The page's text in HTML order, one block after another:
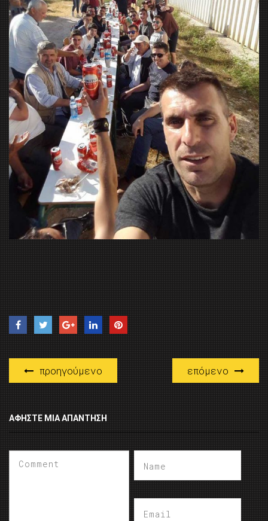
προηγούμενο επόμενο
ΑΦΉΣΤΕ ΜΙΑ ΑΠΆΝΤΗΣΗ